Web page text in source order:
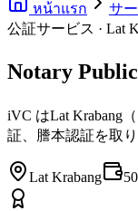
หน้าแรก サ
公証サービス · Lat
Notary
iVC はLat Krabang
証、謄本認証を取
Lat Krabang